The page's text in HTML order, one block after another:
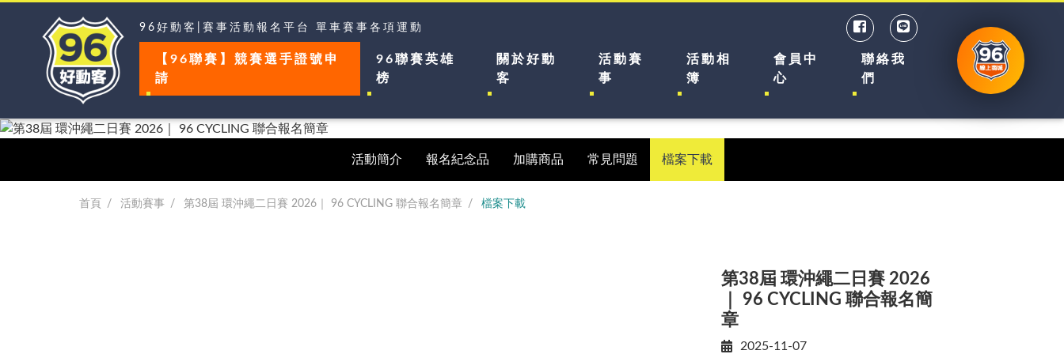
96好動客|賽事活動報名平台 單車賽事各項運動
【96聯賽】競賽選手證號申
請
96聯賽英雄
榜
關於好動
客
活動賽
事
活動相
簿
會員中
心
聯絡我
們
活動簡介 報名紀念品 加購商品 常見問題 檔案下載
首頁 活動賽事 第38屆 環沖繩二日賽 2026｜ 96 CYCLING 聯合報名簡章 檔案下載
第38屆 環沖繩二日賽 2026
｜ 96 CYCLING 聯合報名簡
章
2025-11-07